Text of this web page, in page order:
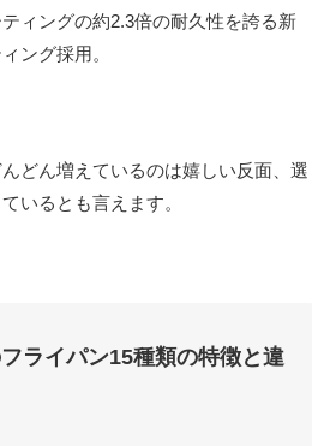
ィングの約2.3倍の耐久性を誇る新
ング採用。
どん増えているのは嬉しい反面、選
いるとも言えます。
ライパン15種類の特徴と違